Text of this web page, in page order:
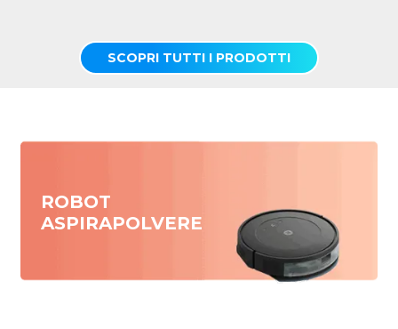
SCOPRI TUTTI I PRODOTTI
ROBOT
ASPIRAPOLVERE